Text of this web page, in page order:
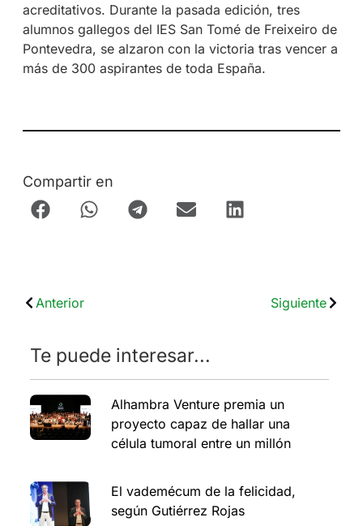
acreditativos. Durante la pasada edición, tres
alumnos gallegos del IES San Tomé de Freixeiro de
Pontevedra, se alzaron con la victoria tras vencer a
más de 300 aspirantes de toda España.
Compartir en
Anterior Siguiente
Te puede interesar...
Alhambra Venture premia un
proyecto capaz de hallar una
célula tumoral entre un millón
El vademécum de la felicidad,
según Gutiérrez Rojas